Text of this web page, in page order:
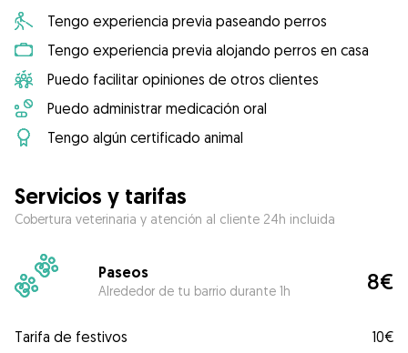
Tengo experiencia previa paseando perros
Tengo experiencia previa alojando perros en casa
Puedo facilitar opiniones de otros clientes
Puedo administrar medicación oral
Tengo algún certificado animal
Servicios y tarifas
Cobertura veterinaria y atención al cliente 24h incluida
Paseos
Alrededor de tu barrio durante 1h 8€
Tarifa de festivos
10€